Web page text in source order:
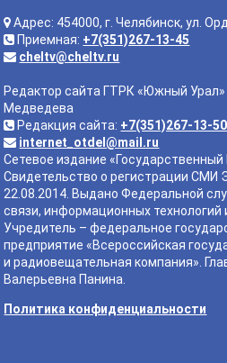
Адрес: 454000, г. Челябинск, ул.
Приемная: +7(351)267-13-45
cheltv@cheltv.ru
Редактор сайта ГТРК «Южный
Медведева
Редакция сайта: +7(351)267-13-50
internet_otdel@mail.ru
Сетевое издание
Свидетельство о регистрации СМИ
22.08.2014. Выдано Федеральной
связи, информационных технологий
Учредитель – федеральное
предприятие «Всероссийская
и радиовещательная компания».
Валерьевна Панина.
Политика конфиденциальности